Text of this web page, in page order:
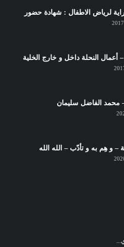
لرياض الاطفال : شهادة حضور
أعمال النحلة داخل و خارج الخلية
محمد الفاضل سليمان
– و هِم به و تأدّب – الله الله